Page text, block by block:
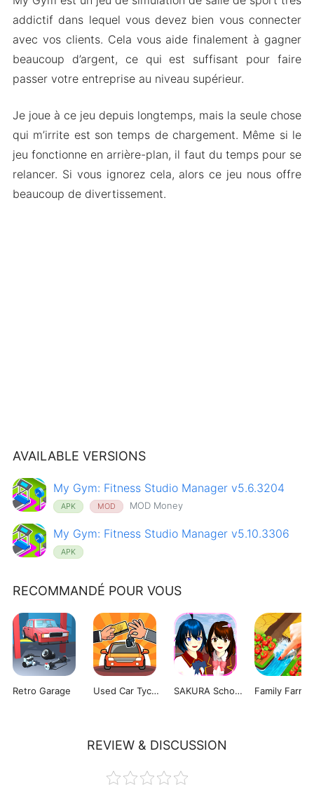
addictif dans lequel vous devez bien vous connecter
avec vos clients. Cela vous aide finalement à gagner
beaucoup d’argent, ce qui est suffisant pour faire
passer votre entreprise au niveau supérieur.
Je joue à ce jeu depuis longtemps, mais la seule chose
qui m’irrite est son temps de chargement. Même si le
jeu fonctionne en arrière-plan, il faut du temps pour se
relancer. Si vous ignorez cela, alors ce jeu nous offre
beaucoup de divertissement.
AVAILABLE VERSIONS
My Gym: Fitness Studio Manager v5.6.3204
APK MOD MOD Money
My Gym: Fitness Studio Manager v5.10.3306
APK
RECOMMANDÉ POUR VOUS
Retro Garage Used Car Tycoon Game SAKURA School Simulator
REVIEW & DISCUSSION